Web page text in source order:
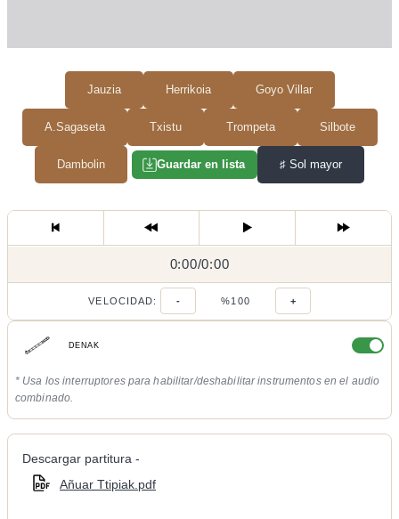
Jauzia Herrikoia Goyo Villar
A.Sagaseta Txistu Trompeta Silbote
Dambolin Guardar en lista ♯ Sol mayor
0:00/
0:00/0:00
VELOCIDAD: - %100 +
DENAK
* Usa los interruptores para habilitar/deshabilitar instrumentos en el audio
combinado.
Descargar partitura -
Añuar Ttipiak.pdf